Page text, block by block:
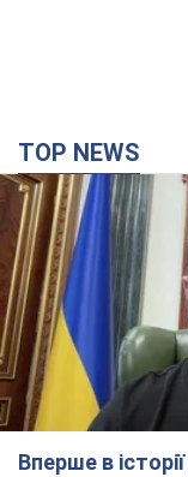
TOP NEWS
Вперше в